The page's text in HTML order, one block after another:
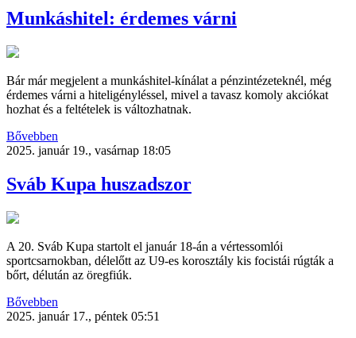
Munkáshitel: érdemes várni
Bár már megjelent a munkáshitel-kínálat a pénzintézeteknél, még
érdemes várni a hiteligényléssel, mivel a tavasz komoly akciókat
hozhat és a feltételek is változhatnak.
Bővebben
2025. január 19., vasárnap 18:05
Sváb Kupa huszadszor
A 20. Sváb Kupa startolt el január 18-án a vértessomlói
sportcsarnokban, délelőtt az U9-es korosztály kis focistái rúgták a
bőrt, délután az öregfiúk.
Bővebben
2025. január 17., péntek 05:51